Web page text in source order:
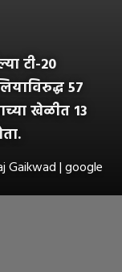
टी-20
57
खेळीत 13
Gaikwad | google